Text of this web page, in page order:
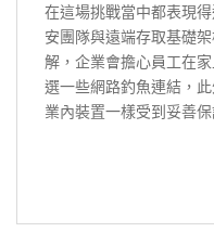
在這場挑戰當中都表現
安團隊與遠端存取基礎
解，企業會擔心員工在
選一些網路釣魚連結，
業內裝置一樣受到妥善保